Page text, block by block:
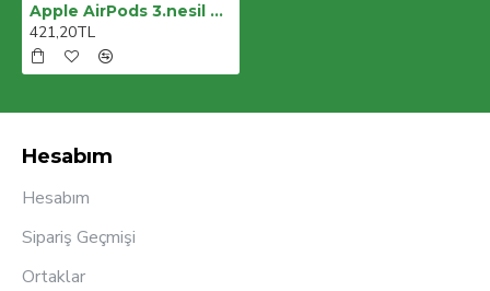
Apple AirPods 3.nesil Uyumlu Deri Kılıf Mai Snap RST1 Siyah
421,20TL
Hesabım
Hesabım
Sipariş Geçmişi
Ortaklar